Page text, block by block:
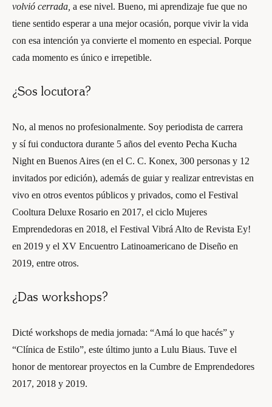
volvió cerrada, a ese nivel. Bueno, mi aprendizaje fue que no
tiene sentido esperar a una mejor ocasión, porque vivir la vida
con esa intención ya convierte el momento en especial. Porque
cada momento es único e irrepetible.
¿Sos locutora?
No, al menos no profesionalmente. Soy periodista de carrera
y sí fui conductora durante 5 años del evento Pecha Kucha
Night en Buenos Aires (en el C. C. Konex, 300 personas y 12
invitados por edición), además de guiar y realizar entrevistas en
vivo en otros eventos públicos y privados, como el Festival
Cooltura Deluxe Rosario en 2017, el ciclo Mujeres
Emprendedoras en 2018, el Festival Vibrá Alto de Revista Ey!
en 2019 y el XV Encuentro Latinoamericano de Diseño en
2019, entre otros.
¿Das workshops?
Dicté workshops de media jornada: “Amá lo que hacés” y
“Clínica de Estilo”, este último junto a Lulu Biaus. Tuve el
honor de mentorear proyectos en la Cumbre de Emprendedores
2017, 2018 y 2019.